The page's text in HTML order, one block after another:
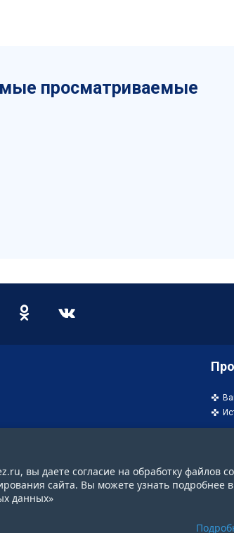
просматриваемые
вы даете согласие на обработку файлов
сайта. Вы можете узнать подробнее
данных»